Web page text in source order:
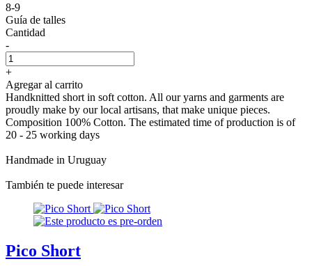
8-9
Guía de talles
Cantidad
-
+
Agregar al carrito
Handknitted short in soft cotton. All our yarns and garments are
proudly make by our local artisans, that make unique pieces.
Composition 100% Cotton. The estimated time of production is of
20 - 25 working days
Handmade in Uruguay
También te puede interesar
Pico Short